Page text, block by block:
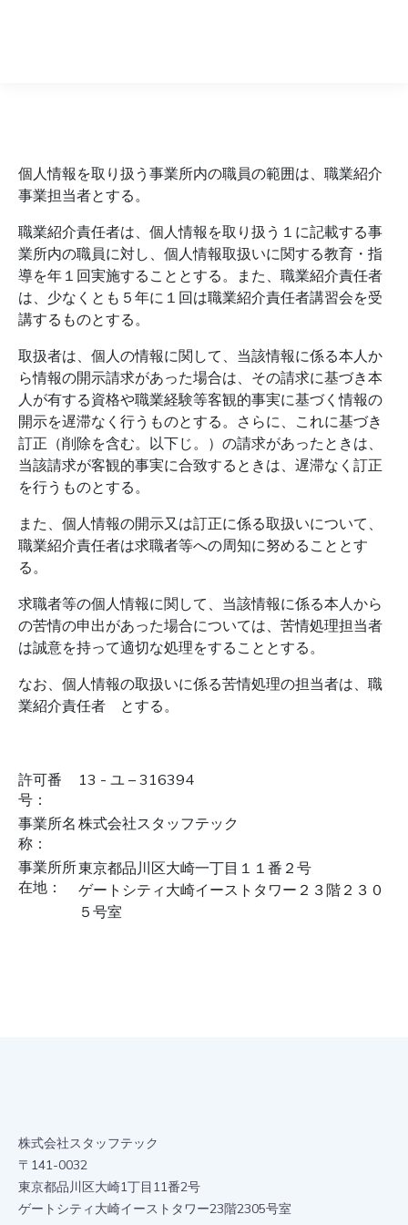
個人情報を取り扱う事業所内の職員の範囲は、職業紹介
事業担当者とする。
職業紹介責任者は、個人情報を取り扱う１に記載する事
業所内の職員に対し、個人情報取扱いに関する教育・指
導を年１回実施することとする。また、職業紹介責任者
は、少なくとも５年に１回は職業紹介責任者講習会を受
講するものとする。
取扱者は、個人の情報に関して、当該情報に係る本人か
ら情報の開示請求があった場合は、その請求に基づき本
人が有する資格や職業経験等客観的事実に基づく情報の
開示を遅滞なく行うものとする。さらに、これに基づき
訂正（削除を含む。以下じ。）の請求があったときは、
当該請求が客観的事実に合致するときは、遅滞なく訂正
を行うものとする。
また、個人情報の開示又は訂正に係る取扱いについて、
職業紹介責任者は求職者等への周知に努めることとす
る。
求職者等の個人情報に関して、当該情報に係る本人から
の苦情の申出があった場合については、苦情処理担当者
は誠意を持って適切な処理をすることとする。
なお、個人情報の取扱いに係る苦情処理の担当者は、職
業紹介責任者 とする。
許可番
号：
13 - ユ – 316394
事業所名
称：
株式会社スタッフテック
事業所所
在地：
東京都品川区大崎一丁目１１番２号
ゲートシティ大崎イーストタワー２３階２３０
５号室
株式会社スタッフテック
〒141-0032
東京都品川区大崎1丁目11番2号
ゲートシティ大崎イーストタワー23階2305号室